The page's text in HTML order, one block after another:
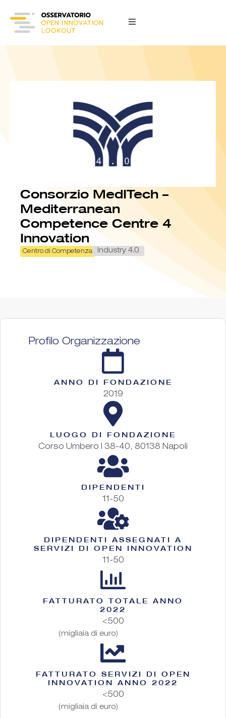
Consorzio MedITech –
Mediterranean
Competence Centre 4
Innovation
Centro di Competenza Industry 4.0
Profilo Organizzazione
ANNO DI FONDAZIONE
2019
LUOGO DI FONDAZIONE
Corso Umbero I 38-40, 80138 Napoli
DIPENDENTI
11-50
DIPENDENTI ASSEGNATI A
SERVIZI DI OPEN INNOVATION
11-50
FATTURATO TOTALE ANNO
2022
<500
(migliaia di euro)
FATTURATO SERVIZI DI OPEN
INNOVATION ANNO 2022
<500
(migliaia di euro)